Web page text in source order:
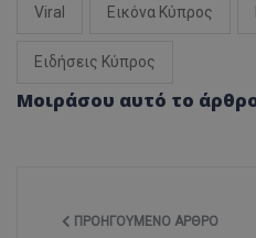
Viral Εικόνα Κύπρος
Ειδήσεις Κύπρος
Μοιράσου αυτό το
ΠΡΟΗΓΟΎΜΕΝΟ ΆΡΘΡΟ